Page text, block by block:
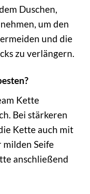
Duschen,
um den
und die
zu verlängern.
Kette
Bei stärkeren
Kette auch mit
milden Seife
anschließend